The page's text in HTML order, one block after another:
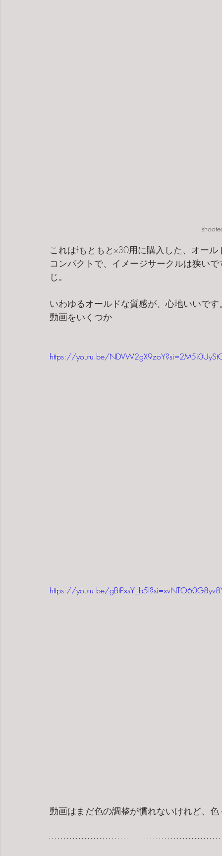
これはfもともとx30用に購入した、オール
コンパクトで、イメージサークルは狭い
じ。
いわゆるオールドな質感が、心地いいです
動画をいくつか
https://youtu.be/
https://youtu.be/
動画はまだ色の調整が慣れないけれど、